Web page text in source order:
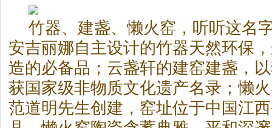
竹器、建盏、懒火窑，听听这名
安吉丽娜自主设计的竹器天然环保
造的必备品；云盏轩的建窑建盏，
获国家级非物质文化遗产名录；懒
范道明先生创建，窑址位于中国江